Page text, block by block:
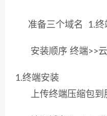
准备三个域名 1.
安装顺序 终端>>云
1.终端安装
上传终端压缩包到